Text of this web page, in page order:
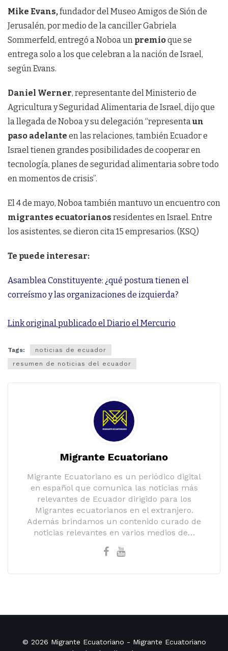
Mike Evans,fundador del Museo Amigos de Sión de
Jerusalén, por medio de la canciller Gabriela
Sommerfeld, entregó a Noboa un premioque se
entrega solo a los que celebran a la nación de Israel,
según Evans.
Daniel Werner, representante del Ministerio de
Agricultura y Seguridad Alimentaria de Israel, dijo que
la llegada de Noboa y su delegación “representaun
paso adelante en las relaciones, también Ecuador e
Israel tienen grandes posibilidades de cooperar en
tecnología, planes de seguridad alimentaria sobre todo
en momentos de crisis”.
El 4 de mayo, Noboa también mantuvo un encuentro con
migrantes ecuatorianos residentes en Israel. Entre
los asistentes, se dieron cita 15 empresarios. (KSQ)
Te puede interesar:
Asamblea Constituyente: ¿qué postura tienen el
correísmo y las organizaciones de izquierda?
Link original publicado el Diario el Mercurio
Tags:
noticias de ecuador
resumen de noticias del ecuador
Migrante Ecuatoriano
Migrante Ecuatoriano es un periódico digital
en español que comunica las noticias más
relevantes de Ecuador dirigido para los
Migrantes ecuatorianos en el extranjero.
Además brindamos un contenido curado de
noticias relevantes en varios medios de…
© 2026 Migrante Ecuatoriano - Migrante Ecuatoriano